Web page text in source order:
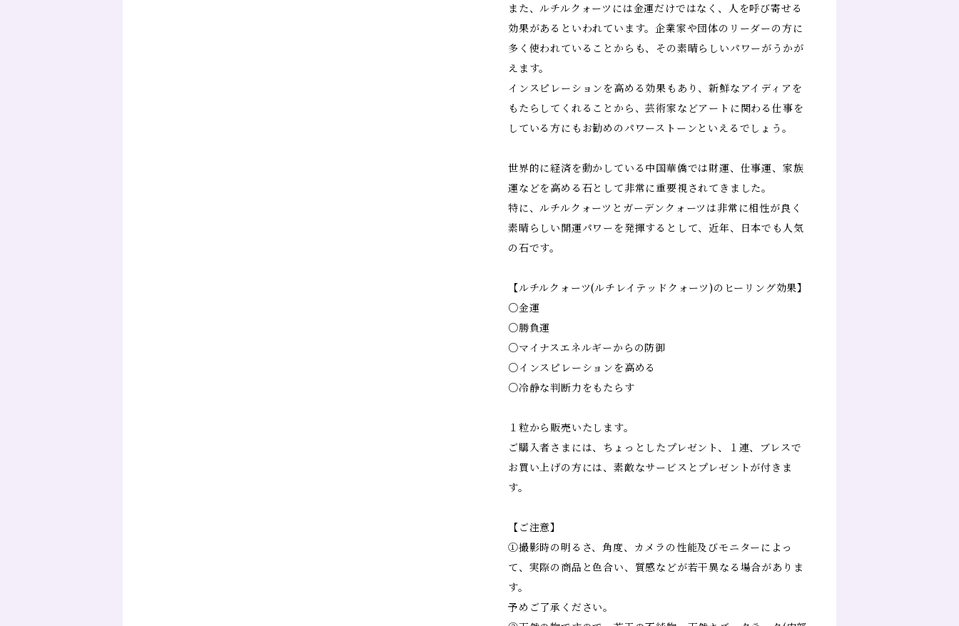
また、ルチルクォーツには金運だけではなく、人を呼び寄せる
効果があるといわれています。企業家や団体のリーダーの方に
多く使われていることからも、その素晴らしいパワーがうかが
えます。
インスピレーションを高める効果もあり、新鮮なアイディアを
もたらしてくれることから、芸術家などアートに関わる仕事を
している方にもお勧めのパワーストーンといえるでしょう。
世界的に経済を動かしている中国華僑では財運、仕事運、家族
運などを高める石として非常に重要視されてきました。
特に、ルチルクォーツとガーデンクォーツは非常に相性が良く
素晴らしい開運パワーを発揮するとして、近年、日本でも人気
の石です。
【ルチルクォーツ(ルチレイテッドクォーツ)のヒーリング効果】
○金運
○勝負運
○マイナスエネルギーからの防御
○インスピレーションを高める
○冷静な判断力をもたらす
１粒から販売いたします。
ご購入者さまには、ちょっとしたプレゼント、１連、ブレスで
お買い上げの方には、素敵なサービスとプレゼントが付きま
す。
【ご注意】
①撮影時の明るさ、角度、カメラの性能及びモニターによっ
て、実際の商品と色合い、質感などが若干異なる場合がありま
す。
予めご了承ください。